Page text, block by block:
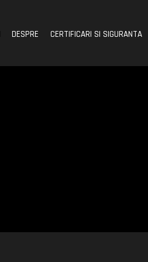
DESPRE CERTIFICARI SI SIGURANTA